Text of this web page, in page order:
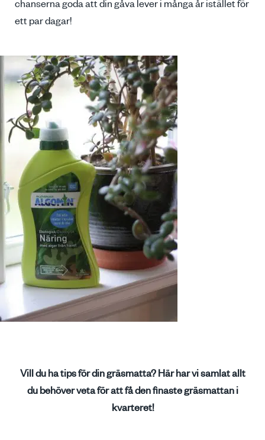
chanserna goda att din gåva lever i många år istället för
ett par dagar!
Vill du ha tips för din gräsmatta? Här har vi samlat allt
du behöver veta för att få den finaste gräsmattan i
kvarteret!